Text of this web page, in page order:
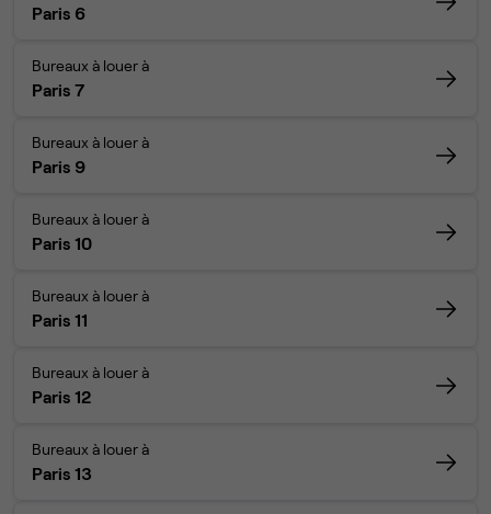
Paris 6
Bureaux à louer à
Paris 7
Bureaux à louer à
Paris 9
Bureaux à louer à
Paris 10
Bureaux à louer à
Paris 11
Bureaux à louer à
Paris 12
Bureaux à louer à
Paris 13